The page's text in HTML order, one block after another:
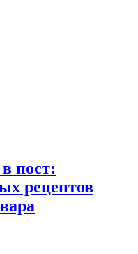
пост:
рецептов